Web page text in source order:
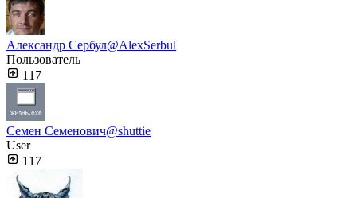
Александр Сербул@AlexSerbul
Пользователь
117
Семен Семенович@shuttie
User
117